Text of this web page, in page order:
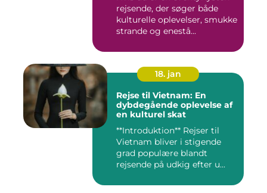
rejsende, der søger både
kulturelle oplevelser, smukke
strande og enestå...
18. jan
Rejse til Vietnam: En
dybdegående oplevelse af
en kulturel skat
**Introduktion** Rejser til
Vietnam bliver i stigende
grad populære blandt
rejsende på udkig efter u...